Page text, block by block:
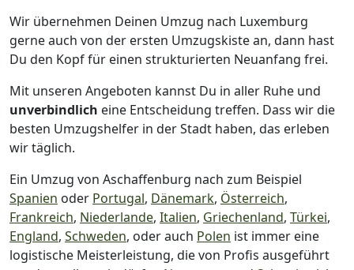
Wir übernehmen Deinen Umzug nach Luxemburg
gerne auch von der ersten Umzugskiste an, dann hast
Du den Kopf für einen strukturierten Neuanfang frei.
Mit unseren Angeboten kannst Du in aller Ruhe und
unverbindlich eine Entscheidung treffen. Dass wir die
besten Umzugshelfer in der Stadt haben, das erleben
wir täglich.
Ein Umzug von Aschaffenburg nach zum Beispiel
Spanien oder Portugal, Dänemark, Österreich,
Frankreich, Niederlande, Italien, Griechenland, Türkei,
England, Schweden, oder auch Polen ist immer eine
logistische Meisterleistung, die von Profis ausgeführt